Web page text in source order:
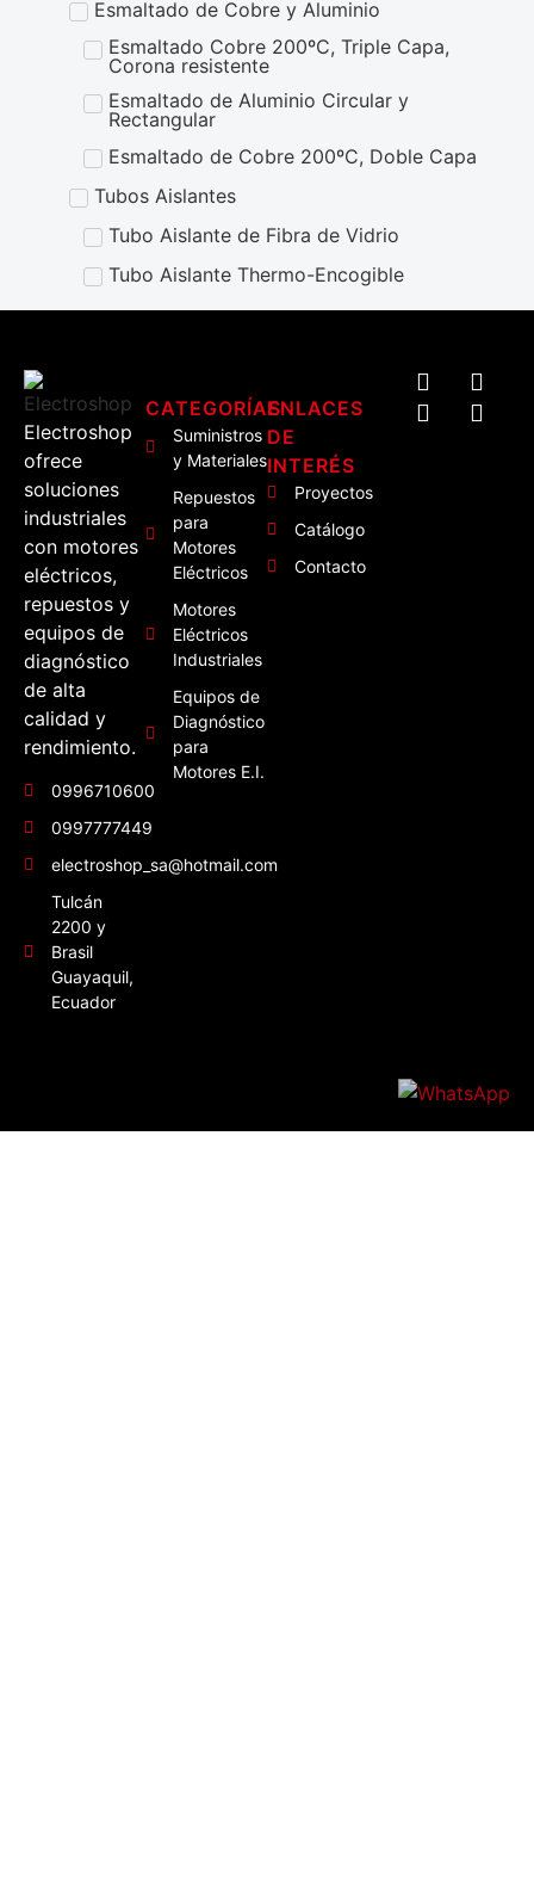
Esmaltado de Cobre y Aluminio
Esmaltado Cobre 200ºC, Triple Capa,
Corona resistente
Esmaltado de Aluminio Circular y
Rectangular
Esmaltado de Cobre 200ºC, Doble Capa
Tubos Aislantes
Tubo Aislante de Fibra de Vidrio
Tubo Aislante Thermo-Encogible
Electroshop
ofrece
soluciones
industriales
con motores
eléctricos,
repuestos y
equipos de
diagnóstico
de alta
calidad y
rendimiento.
0996710600
0997777449
electroshop_sa@hotmail.com
Tulcán
2200 y
Brasil
Guayaquil,
Ecuador
CATEGORÍAS
Suministros
y Materiales
Repuestos
para
Motores
Eléctricos
Motores
Eléctricos
Industriales
Equipos de
Diagnóstico
para
Motores E.I.
ENLACES
DE
INTERÉS
Proyectos
Catálogo
Contacto